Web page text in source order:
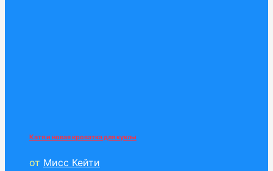
Катя и новая кроватка для куклы
от Мисс Кейти